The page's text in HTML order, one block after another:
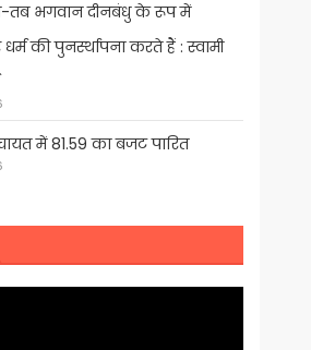
तब भगवान दीनबंधु के रूप में
की पुनर्स्थापना करते हैं : स्वामी
में 81.59 का बजट पारित